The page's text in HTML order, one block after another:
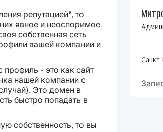
репутацией", то
явное и неоспоримое
собственная сеть
вашей компании и
- это как сайт
нашей компании с
Это домен в
быстро попадать в
собственность, то вы